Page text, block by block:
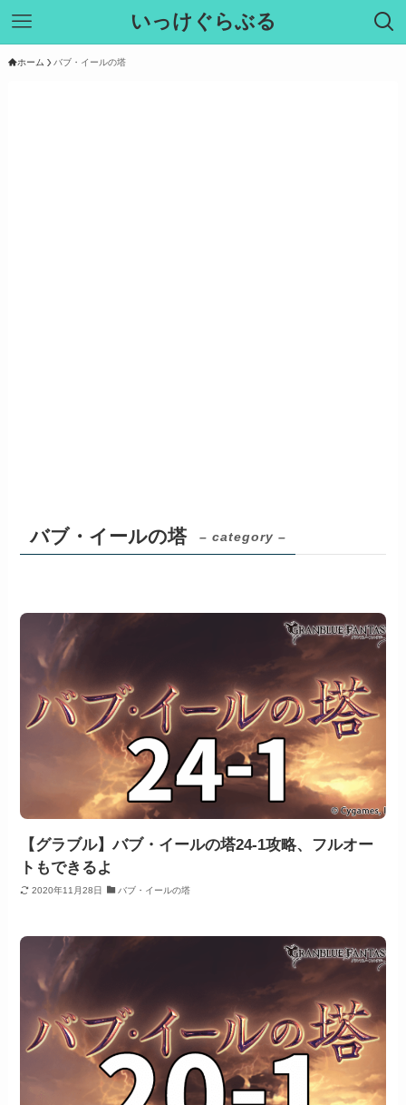
いっけぐらぶる
ホーム バブ・イールの塔
バブ・イールの塔 – category –
【グラブル】バブ・イールの塔24-1攻略、フルオー
トもできるよ
2020年11月28日 バブ・イールの塔